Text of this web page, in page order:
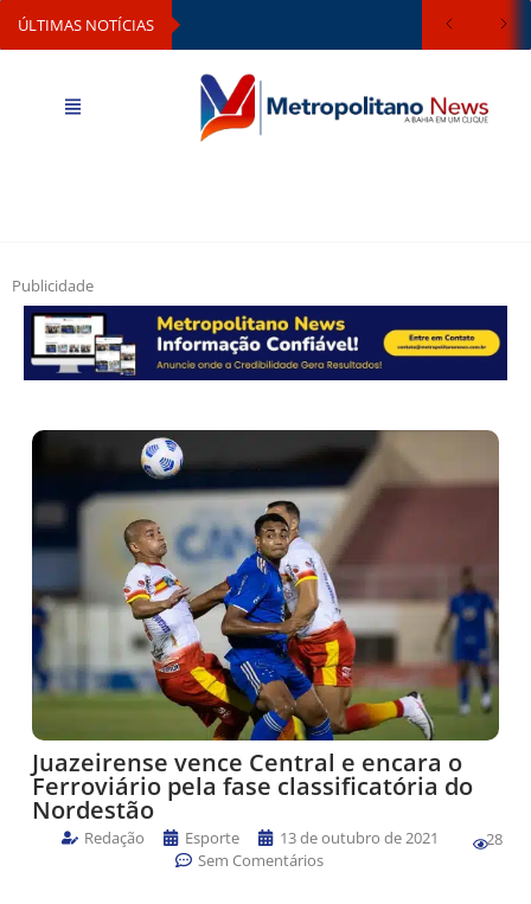
ÚLTIMAS NOTÍCIAS
Publicidade
Juazeirense vence Central e encara o
Ferroviário pela fase classificatória do
Nordestão
Redação Esporte
13 de outubro de 2021
Sem Comentários
28